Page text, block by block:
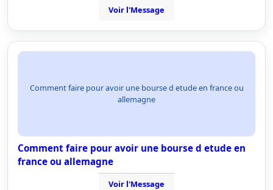
Voir l'Message
Comment faire pour avoir une bourse d etude en france ou
allemagne
Comment faire pour avoir une bourse d etude en
france ou allemagne
Voir l'Message